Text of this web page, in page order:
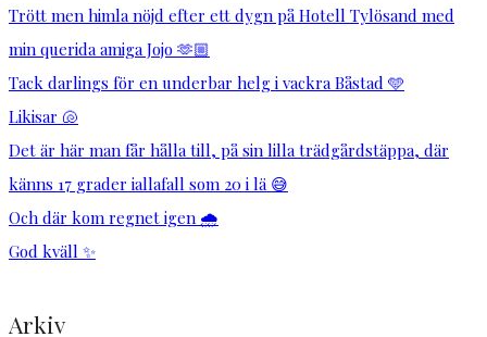
Trött men himla nöjd efter ett dygn på Hotell Tylösand med
min querida amiga Jojo 🫶🏼
Tack darlings för en underbar helg i vackra Båstad 🩵
Likisar 🐚
Det är här man får hålla till, på sin lilla trädgårdstäppa, där
känns 17 grader iallafall som 20 i lä 😅
Och där kom regnet igen 🌧️
God kväll ✨
Arkiv